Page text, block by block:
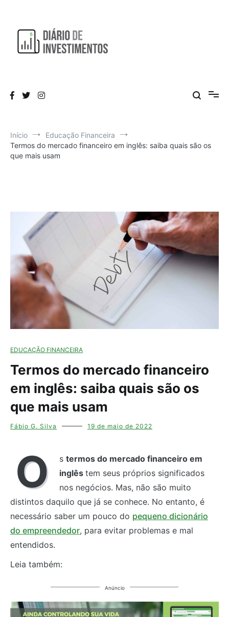
conteúdo
Início
Educação Financeira
Termos do mercado financeiro em inglês: saiba quais são os
que mais usam
EDUCAÇÃO FINANCEIRA
Termos do mercado financeiro
em inglês: saiba quais são os
que mais usam
Fábio G. Silva 19 de maio de 2022
O s termos do mercado financeiro em
inglês tem seus próprios significados
nos negócios. Mas, não são muito
distintos daquilo que já se conhece. No entanto, é
necessário saber um pouco do pequeno dicionário
do empreendedor, para evitar problemas e mal
entendidos.
Leia também:
Anúncio